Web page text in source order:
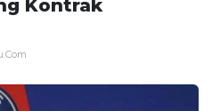
Kontrak